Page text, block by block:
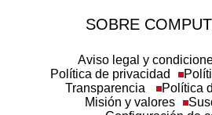
Política de privacidad
Transparencia
Política
Misión y valores
Configuración de